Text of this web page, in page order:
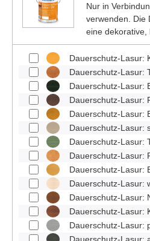
Nur in
verwenden. Die
eine dekorative,
Dauerschutz-Lasur:
Dauerschutz-Lasur:
Dauerschutz-Lasur:
Dauerschutz-Lasur:
Dauerschutz-Lasur:
Dauerschutz-Lasur:
Dauerschutz-Lasur:
Dauerschutz-Lasur:
Dauerschutz-Lasur:
Dauerschutz-Lasur:
Dauerschutz-Lasur:
Dauerschutz-Lasur:
Dauerschutz-Lasur: